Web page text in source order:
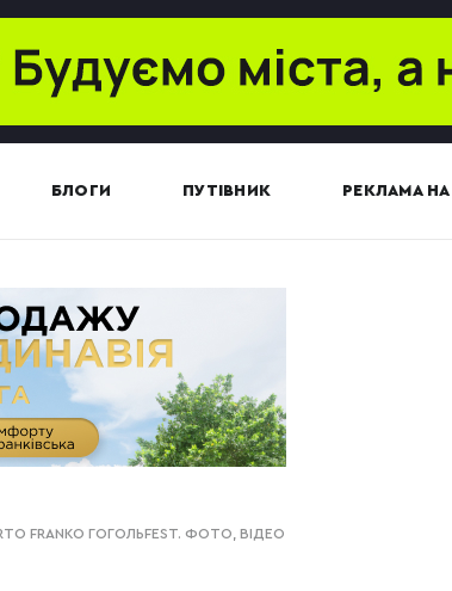
БЛОГИ ПУТІВНИК РЕКЛАМА НА
FRANKO ГОГОЛЬFEST. ФОТО, ВІДЕО